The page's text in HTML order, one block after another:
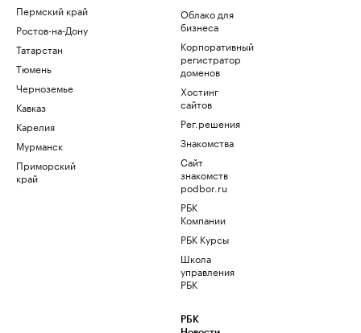
Пермский край
Ростов-на-Дону
Татарстан
Тюмень
Черноземье
Кавказ
Карелия
Мурманск
Приморский
край
Облако для
бизнеса
Корпоративный
регистратор
доменов
Хостинг
сайтов
Рег.решения
Знакомства
Сайт
знакомств
podbor.ru
РБК
Компании
РБК Курсы
Школа
управления
РБК
РБК